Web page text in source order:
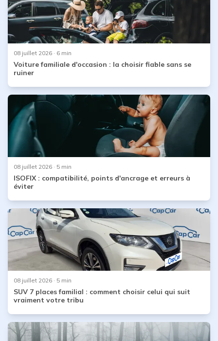
08 juillet 2026 · 6 min
Voiture familiale d'occasion : la choisir fiable sans se
ruiner
08 juillet 2026 · 5 min
ISOFIX : compatibilité, points d'ancrage et erreurs à
éviter
08 juillet 2026 · 5 min
SUV 7 places familial : comment choisir celui qui suit
vraiment votre tribu